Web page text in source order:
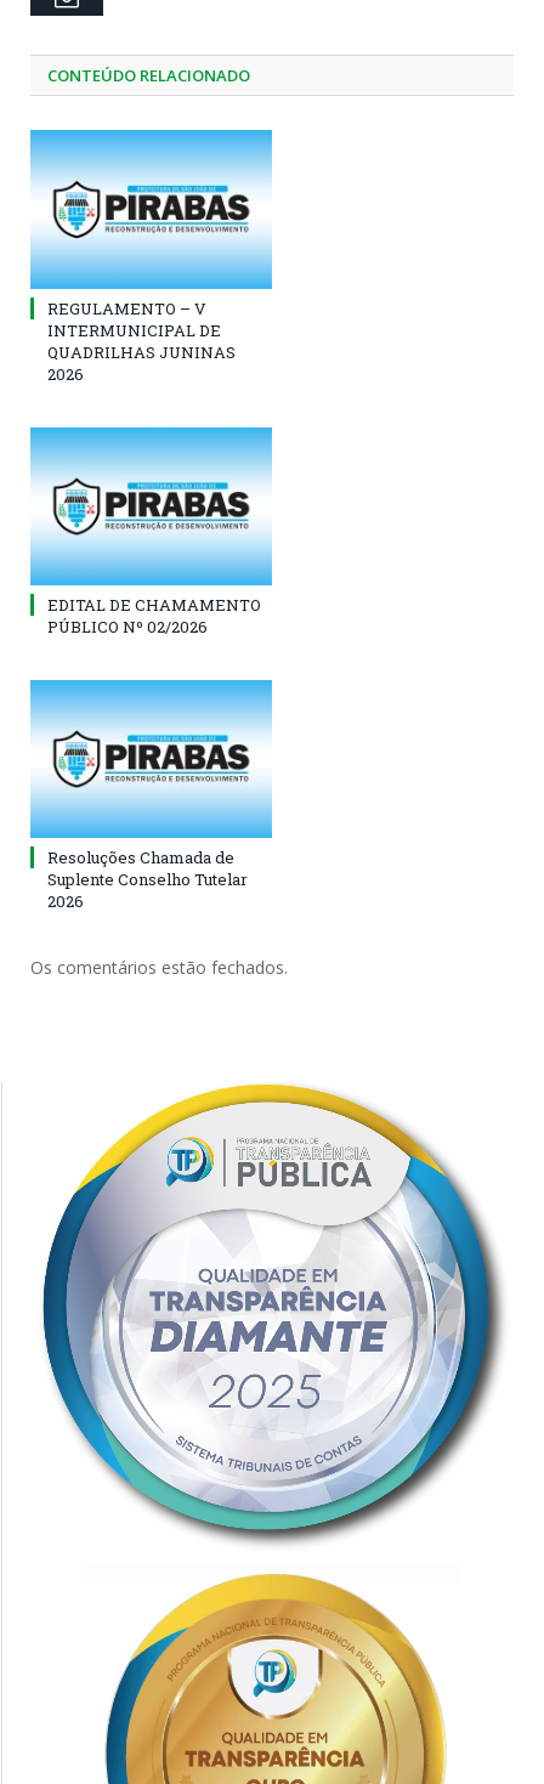
CONTEÚDO RELACIONADO
REGULAMENTO – V
INTERMUNICIPAL DE
QUADRILHAS JUNINAS
2026
EDITAL DE CHAMAMENTO
PÚBLICO Nº 02/2026
Resoluções Chamada de
Suplente Conselho Tutelar
2026
Os comentários estão fechados.